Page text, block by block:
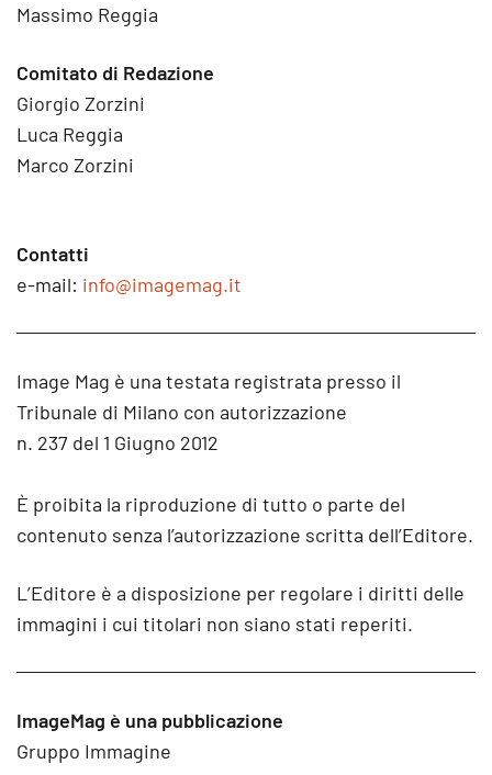
Massimo Reggia
Comitato di Redazione
Giorgio Zorzini
Luca Reggia
Marco Zorzini
Contatti
e-mail: info@imagemag.it
Image Mag è una testata registrata presso il
Tribunale di Milano con autorizzazione
n. 237 del 1 Giugno 2012
È proibita la riproduzione di tutto o parte del
contenuto senza l’autorizzazione scritta dell’Editore.
L’Editore è a disposizione per regolare i diritti delle
immagini i cui titolari non siano stati reperiti.
ImageMag è una pubblicazione
Gruppo Immagine